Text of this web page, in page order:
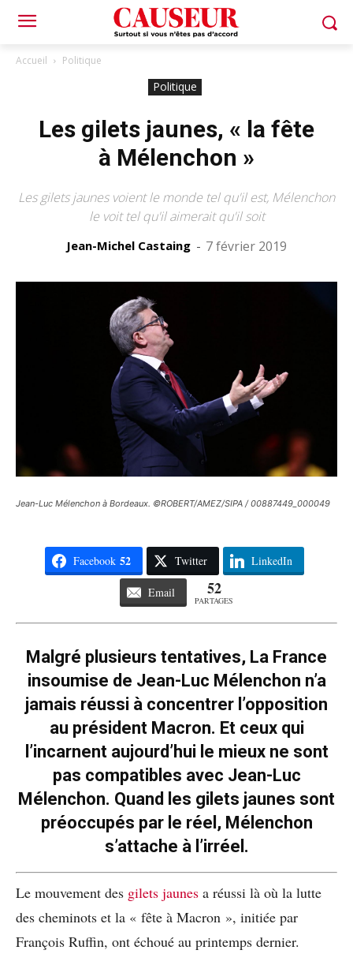
Accueil Politique
Politique
Les gilets jaunes, « la fête
à Mélenchon »
Les gilets jaunes voient le monde tel qu'il est, Mélenchon
le voit tel qu'il aimerait qu'il soit
Jean-Michel Castaing - 7 février 2019
Jean-Luc Mélenchon à Bordeaux. ©ROBERT/AMEZ/SIPA / 00887449_000049
Facebook 52 Twitter LinkedIn
Email 52
PARTAGES
Malgré plusieurs tentatives, La France
insoumise de Jean-Luc Mélenchon n’a
jamais réussi à concentrer l’opposition
au président Macron. Et ceux qui
l’incarnent aujourd’hui le mieux ne sont
pas compatibles avec Jean-Luc
Mélenchon. Quand les gilets jaunes sont
préoccupés par le réel, Mélenchon
s’attache à l’irréel.
Le mouvement des gilets jaunes a réussi là où la lutte
des cheminots et la « fête à Macron », initiée par
François Ruffin, ont échoué au printemps dernier.